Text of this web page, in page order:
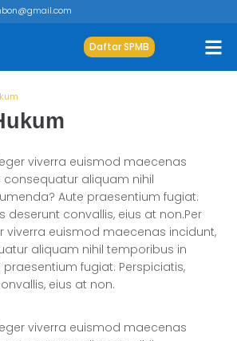
Daftar SPMB
viverra euismod maecenas
consequatur aliquam nihil
Aute praesentium fugiat.
deserunt convallis, eius at non.Per
viverra euismod maecenas incidunt,
aliquam nihil temporibus in
fugiat. Perspiciatis,
eius at non.
viverra euismod maecenas